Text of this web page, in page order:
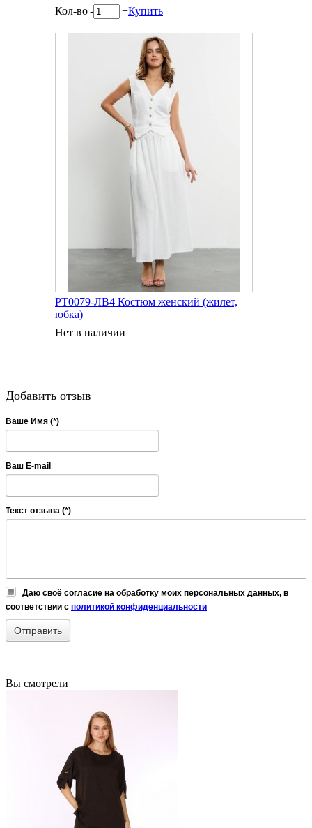
Кол-во- +Купить
РТ0079-ЛВ4 Костюм женский (жилет,
юбка)
Нет в наличии
Добавить отзыв
Ваше Имя (*)
Ваш E-mail
Текст отзыва (*)
Даю своё согласие на обработку моих персональных данных, в
соответствии с политикой конфиденциальности
Вы смотрели